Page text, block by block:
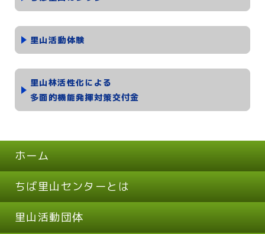
里山活動体験
里山林活性化による
多面的機能発揮対策交付金
ホーム
ちば里山センターとは
里山活動団体